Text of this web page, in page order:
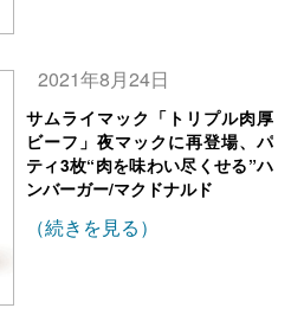
2021年8月24日
サムライマック「トリプル肉厚
ビーフ」夜マックに再登場、パ
ティ3枚“肉を味わい尽くせる”ハ
ンバーガー/マクドナルド
（続きを見る）